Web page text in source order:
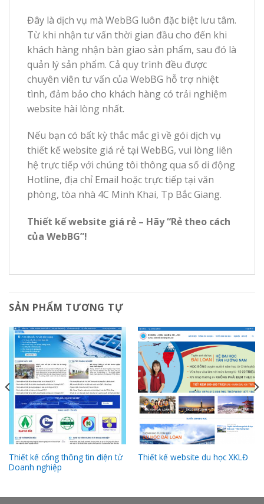
Đây là dịch vụ mà WebBG luôn đặc biệt lưu tâm.
Từ khi nhận tư vấn thời gian đầu cho đến khi
khách hàng nhận bàn giao sản phẩm, sau đó là
quản lý sản phẩm. Cả quy trình đều được
chuyên viên tư vấn của WebBG hỗ trợ nhiệt
tình, đảm bảo cho khách hàng có trải nghiệm
website hài lòng nhất.
Nếu bạn có bất kỳ thắc mắc gì về gói dịch vụ
thiết kế website giá rẻ tại WebBG, vui lòng liên
hệ trực tiếp với chúng tôi thông qua số di động
Hotline, địa chỉ Email hoặc trực tiếp tại văn
phòng, tòa nhà 4C Minh Khai, Tp Bắc Giang.
Thiết kế website giá rẻ – Hãy “Rẻ theo cách
của WebBG”!
SẢN PHẨM TƯƠNG TỰ
Thiết kế cổng thông tin điện tử
Doanh nghiệp
Thiết kế website du học XKLĐ